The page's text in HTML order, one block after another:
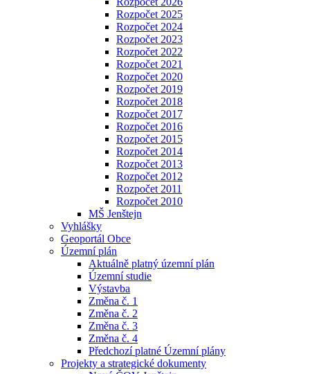
Rozpočet 2025
Rozpočet 2024
Rozpočet 2023
Rozpočet 2022
Rozpočet 2021
Rozpočet 2020
Rozpočet 2019
Rozpočet 2018
Rozpočet 2017
Rozpočet 2016
Rozpočet 2015
Rozpočet 2014
Rozpočet 2013
Rozpočet 2012
Rozpočet 2011
Rozpočet 2010
MŠ Jenštejn
Vyhlášky
Geoportál Obce
Územní plán
Aktuálně platný územní plán
Územní studie
Výstavba
Změna č. 1
Změna č. 2
Změna č. 3
Změna č. 4
Předchozí platné Územní plány
Projekty a strategické dokumenty